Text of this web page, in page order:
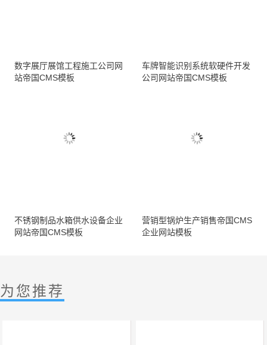
数字展厅展馆工程施工公司网
站帝国CMS模板
车牌智能识别系统软硬件开发
公司网站帝国CMS模板
不锈钢制品水箱供水设备企业
网站帝国CMS模板
营销型锅炉生产销售帝国CMS
企业网站模板
为您推荐